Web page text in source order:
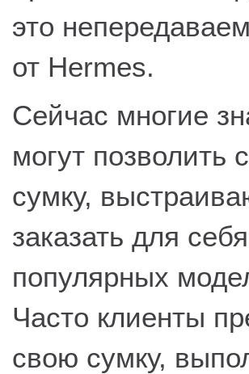
это
от Hermes.
Сейчас многие
могут позволить
сумку,
заказать для
популярных
Часто клиенты
свою сумку,